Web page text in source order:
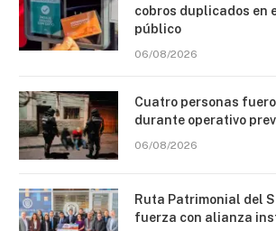
cobros duplicados en
público
06/08/2026
Cuatro personas
durante operativo
06/08/2026
Ruta Patrimonial del
fuerza con alianza